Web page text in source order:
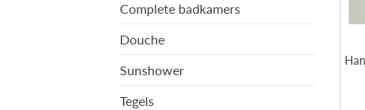
Complete badkamers
Douche
Sunshower
Tegels